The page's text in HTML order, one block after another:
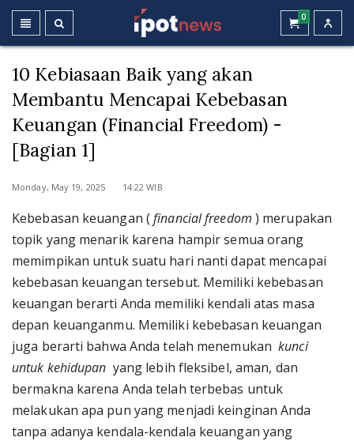
0
10 Kebiasaan Baik yang akan
Membantu Mencapai Kebebasan
Keuangan (Financial Freedom) -
[Bagian 1]
Monday, May 19, 2025 14:22 WIB
Kebebasan keuangan (financial freedom ) merupakan
topik yang menarik karena hampir semua orang
memimpikan untuk suatu hari nanti dapat mencapai
kebebasan keuangan tersebut. Memiliki kebebasan
keuangan berarti Anda memiliki kendali atas masa
depan keuanganmu. Memiliki kebebasan keuangan
juga berarti bahwa Anda telah menemukankunci
untuk kehidupan yang lebih fleksibel, aman, dan
bermakna karena Anda telah terbebas untuk
melakukan apa pun yang menjadi keinginan Anda
tanpa adanya kendala-kendala keuangan yang